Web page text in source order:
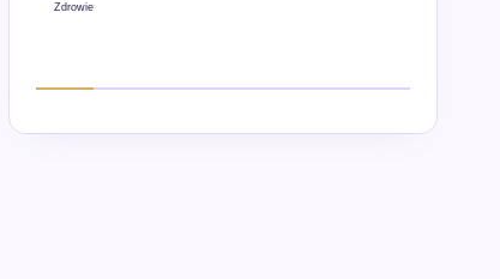
Zdrowie